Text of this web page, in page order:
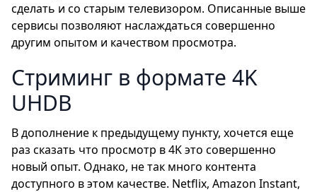
сделать и со старым телевизором. Описанные выше
сервисы позволяют наслаждаться совершенно
другим опытом и качеством просмотра.
Стриминг в формате 4K
UHDВ
В дополнение к предыдущему пункту, хочется еще
раз сказать что просмотр в 4K это совершенно
новый опыт. Однако, не так много контента
доступного в этом качестве. Netflix, Amazon Instant,